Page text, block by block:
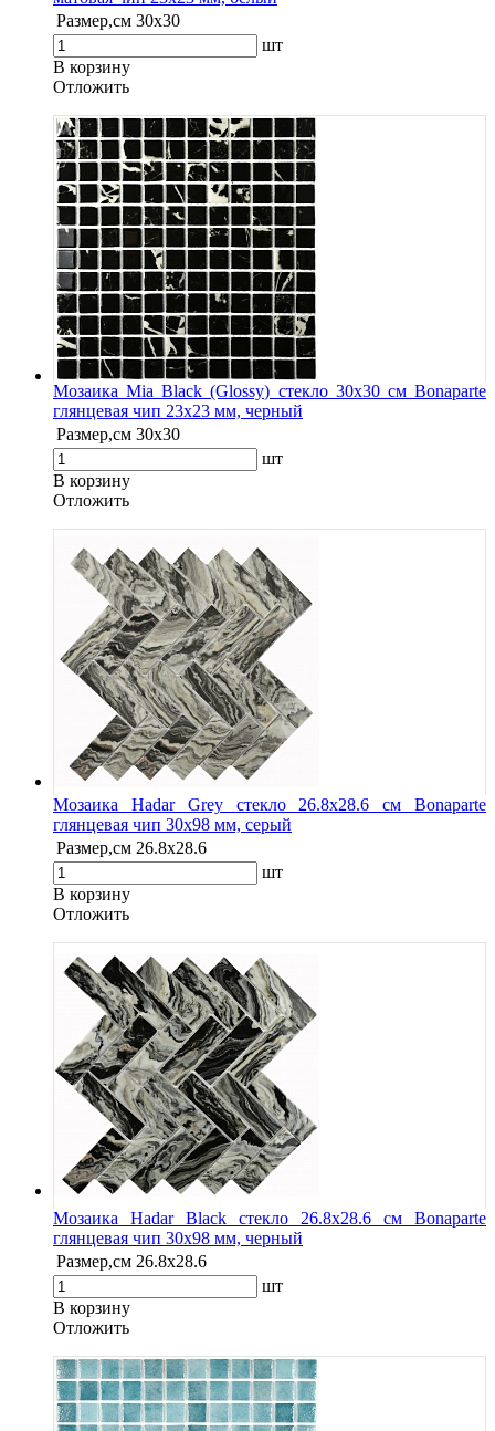
Размер,см 30х30
шт
В корзину
Oтложить
Мозаика Mia Black (Glossy) стекло 30х30 см Bonaparte
глянцевая чип 23х23 мм, черный
Размер,см 30х30
шт
В корзину
Oтложить
Мозаика Hadar Grey стекло 26.8х28.6 см Bonaparte
глянцевая чип 30х98 мм, серый
Размер,см 26.8х28.6
шт
В корзину
Oтложить
Мозаика Hadar Black стекло 26.8х28.6 см Bonaparte
глянцевая чип 30х98 мм, черный
Размер,см 26.8х28.6
шт
В корзину
Oтложить